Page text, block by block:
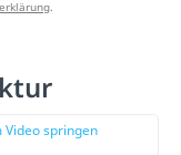
.
Video springen